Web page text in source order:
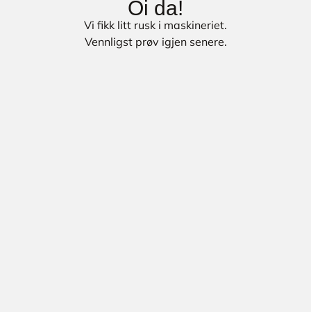
Oi da!
Vi fikk litt rusk i maskineriet.
Vennligst prøv igjen senere.